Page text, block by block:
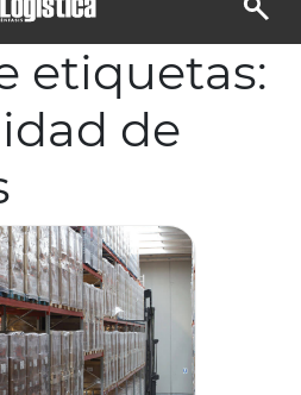
etiquetas:
de